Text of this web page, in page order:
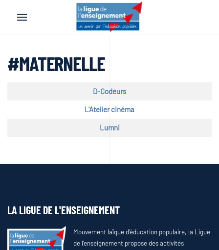
Accéder au contenu principal
#MATERNELLE
D-Codeurs
L'Atelier cinéma
Lumni
LA LIGUE DE L'ENSEIGNEMENT
Mouvement laïque d’éducation populaire, la Ligue
de l’enseignement propose des activités